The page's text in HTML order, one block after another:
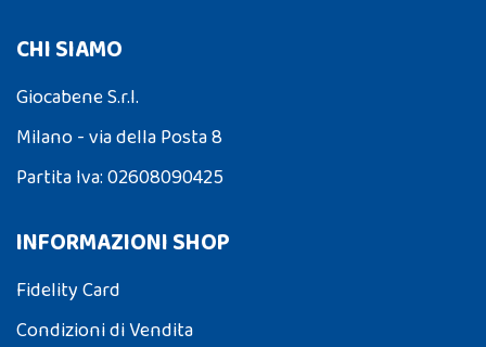
CHI SIAMO
Giocabene S.r.l.
Milano - via della Posta 8
Partita Iva: 02608090425
INFORMAZIONI SHOP
Fidelity Card
Condizioni di Vendita